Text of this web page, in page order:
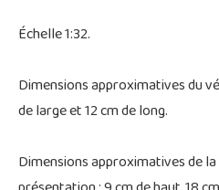
Échelle 1:32.
Dimensions approximatives du
de large et 12 cm de long.
Dimensions approximatives de